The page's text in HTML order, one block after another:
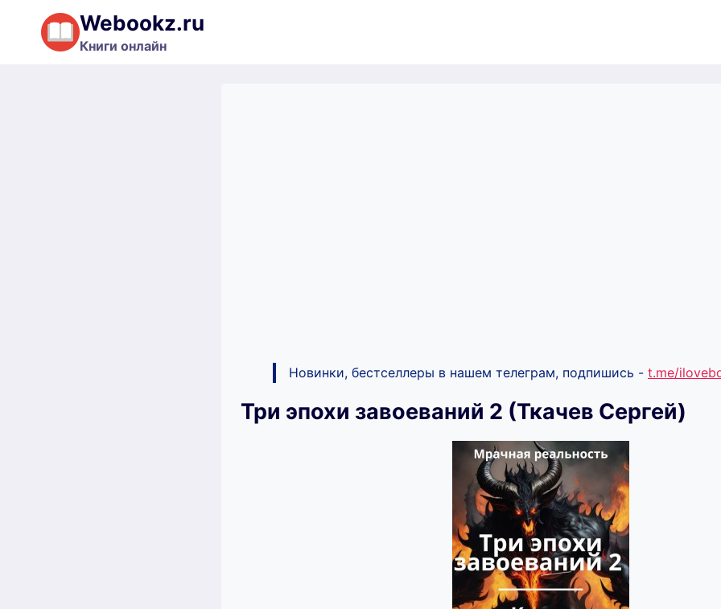
Перейти
содержимому
Webookz.ru
Книги онлайн
Новинки, бестселлеры в нашем телеграм, подпишись - t.me/
Три эпохи завоеваний 2 (Ткачев Сергей)